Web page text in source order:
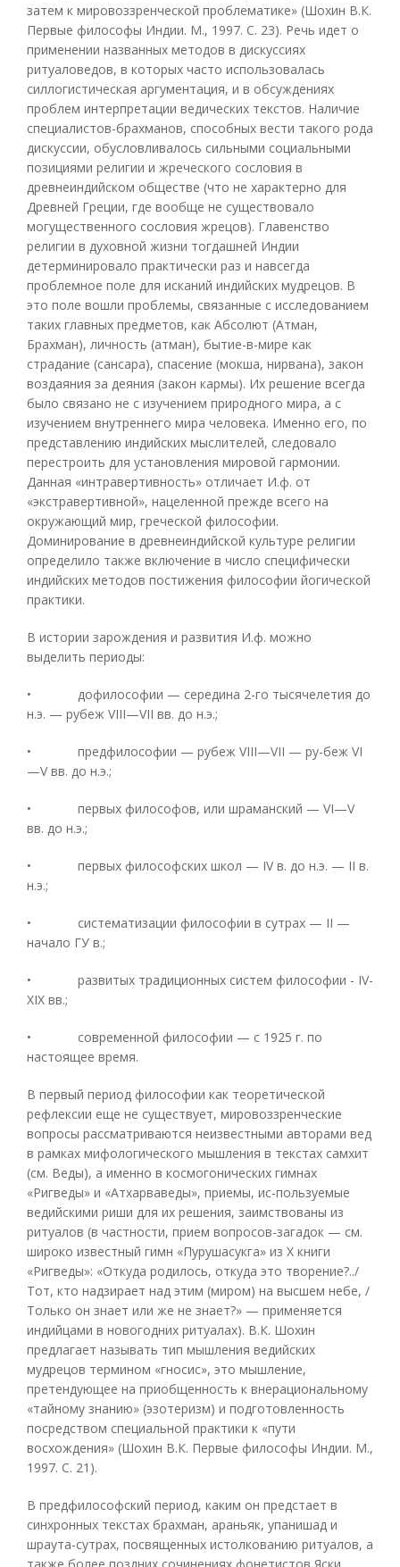
затем к мировоззренческой проблематике» (Шохин В.К.
Первые философы Индии. М., 1997. С. 23). Речь идет о
применении названных методов в дискуссиях
ритуаловедов, в которых часто использовалась
силлогистическая аргументация, и в обсуждениях
проблем интерпретации ведических текстов. Наличие
специалистов-брахманов, способных вести такого рода
дискуссии, обусловливалось сильными социальными
позициями религии и жреческого сословия в
древнеиндийском обществе (что не характерно для
Древней Греции, где вообще не существовало
могущественного сословия жрецов). Главенство
религии в духовной жизни тогдашней Индии
детерминировало практически раз и навсегда
проблемное поле для исканий индийских мудрецов. В
это поле вошли проблемы, связанные с исследованием
таких главных предметов, как Абсолют (Атман,
Брахман), личность (атман), бытие-в-мире как
страдание (сансара), спасение (мокша, нирвана), закон
воздаяния за деяния (закон кармы). Их решение всегда
было связано не с изучением природного мира, а с
изучением внутреннего мира человека. Именно его, по
представлению индийских мыслителей, следовало
перестроить для установления мировой гармонии.
Данная «интравертивность» отличает И.ф. от
«экстравертивной», нацеленной прежде всего на
окружающий мир, греческой философии.
Доминирование в древнеиндийской культуре религии
определило также включение в число специфически
индийских методов постижения философии йогической
практики.
В истории зарождения и развития И.ф. можно
выделить периоды:
• дофилософии — середина 2-го тысячелетия до
н.э. — рубеж VIII—VII вв. до н.э.;
• предфилософии — рубеж VIII—VII — ру-беж VI
—V вв. до н.э.;
• первых философов, или шраманский — VI—V
вв. до н.э.;
• первых философских школ — IV в. до н.э. — II в.
н.э.;
• систематизации философии в сутрах — II —
начало ГУ в.;
• развитых традиционных систем философии - IV-
XIX вв.;
• современной философии — с 1925 г. по
настоящее время.
В первый период философии как теоретической
рефлексии еще не существует, мировоззренческие
вопросы рассматриваются неизвестными авторами вед
в рамках мифологического мышления в текстах самхит
(см. Веды), а именно в космогонических гимнах
«Ригведы» и «Атхарваведы», приемы, ис-пользуемые
ведийскими риши для их решения, заимствованы из
ритуалов (в частности, прием вопросов-загадок — см.
широко известный гимн «Пурушасукга» из X книги
«Ригведы»: «Откуда родилось, откуда это творение?../
Тот, кто надзирает над этим (миром) на высшем небе, /
Только он знает или же не знает?» — применяется
индийцами в новогодних ритуалах). В.К. Шохин
предлагает называть тип мышления ведийских
мудрецов термином «гносис», это мышление,
претендующее на приобщенность к внерациональному
«тайному знанию» (эзотеризм) и подготовленность
посредством специальной практики к «пути
восхождения» (Шохин В.К. Первые философы Индии. М.,
1997. С. 21).
В предфилософский период, каким он предстает в
синхронных текстах брахман, араньяк, упанишад и
шраута-сутрах, посвященных истолкованию ритуалов, а
также более поздних сочинениях фонетистов Яски